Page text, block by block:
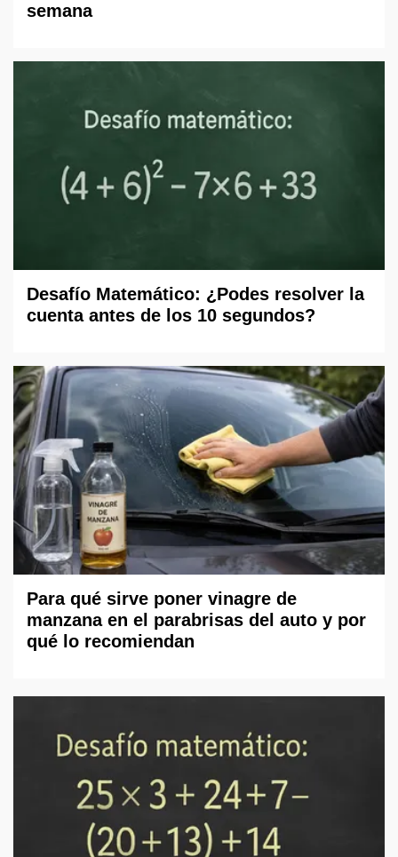
semana
Desafío Matemático: ¿Podes resolver la
cuenta antes de los 10 segundos?
Para qué sirve poner vinagre de
manzana en el parabrisas del auto y por
qué lo recomiendan